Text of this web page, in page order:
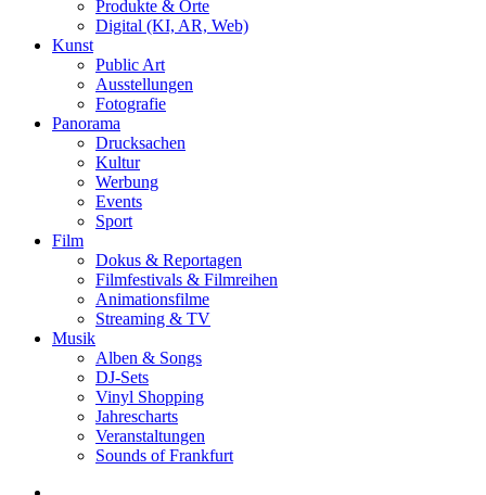
Produkte & Orte
Digital (KI, AR, Web)
Kunst
Public Art
Ausstellungen
Fotografie
Panorama
Drucksachen
Kultur
Werbung
Events
Sport
Film
Dokus & Reportagen
Filmfestivals & Filmreihen
Animationsfilme
Streaming & TV
Musik
Alben & Songs
DJ-Sets
Vinyl Shopping
Jahrescharts
Veranstaltungen
Sounds of Frankfurt